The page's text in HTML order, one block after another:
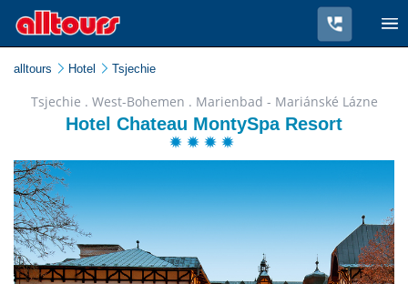
alltours Hotel Tsjechie
Tsjechie . West-Bohemen . Marienbad - Mariánské Lázne
Hotel Chateau MontySpa Resort